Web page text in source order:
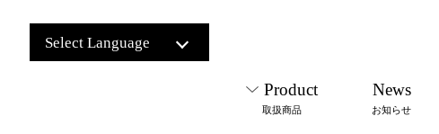
Select Language
Product
取扱商品
News
お知らせ